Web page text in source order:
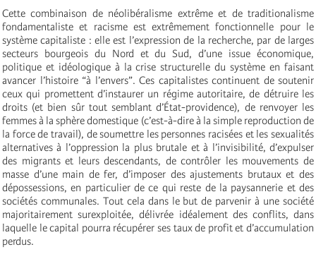
Cette combinaison de néolibéralisme extrême et de traditionalisme
fondamentaliste et racisme est extrêmement fonctionnelle pour le
système capitaliste : elle est l’expression de la recherche, par de larges
secteurs bourgeois du Nord et du Sud, d’une issue économique,
politique et idéologique à la crise structurelle du système en faisant
avancer l’histoire “à l’envers”. Ces capitalistes continuent de soutenir
ceux qui promettent d’instaurer un régime autoritaire, de détruire les
droits (et bien sûr tout semblant d’État-providence), de renvoyer les
femmes à la sphère domestique (c’est-à-dire à la simple reproduction de
la force de travail), de soumettre les personnes racisées et les sexualités
alternatives à l’oppression la plus brutale et à l’invisibilité, d’expulser
des migrants et leurs descendants, de contrôler les mouvements de
masse d’une main de fer, d’imposer des ajustements brutaux et des
dépossessions, en particulier de ce qui reste de la paysannerie et des
sociétés communales. Tout cela dans le but de parvenir à une société
majoritairement surexploitée, délivrée idéalement des conflits, dans
laquelle le capital pourra récupérer ses taux de profit et d’accumulation
perdus.